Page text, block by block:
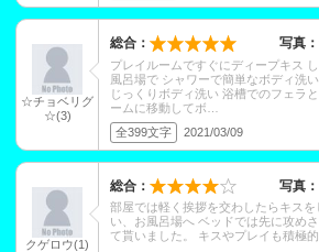
☆チョベリグ
☆(3)
総合： 写真：
プレイルームですぐにディープキス
風呂場で シャワーで簡単なボディ洗
じっくりボディ洗い 浴槽でのフェラ
ームに移動してボ…
全399文字
2021/03/09
クゲロウ(1)
総合： 写真：
部屋では軽く挨拶を交わしたらキス
い、お風呂場へ ベッドでは先に攻め
て貰いました。 キスやプレイも積極的